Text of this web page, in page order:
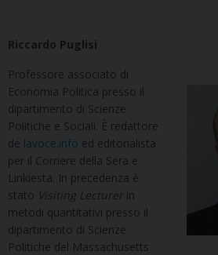
Riccardo Puglisi
Professore associato di
Economia Politica presso il
dipartimento di Scienze
Politiche e Sociali. È redattore
de lavoce.info ed editorialista
per il Corriere della Sera e
Linkiesta. In precedenza è
stato Visiting Lecturer in
metodi quantitativi presso il
dipartimento di Scienze
Politiche del Massachusetts